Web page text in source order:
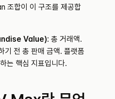
조합이 이 구조를 제공합
Value): 총 거래액.
기 전 총 판매 금액. 플랫폼
는 핵심 지표입니다.